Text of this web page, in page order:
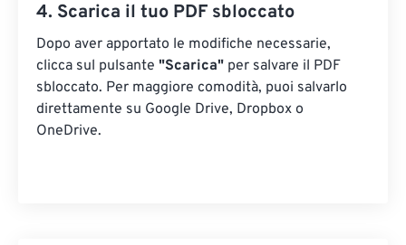
4. Scarica il tuo PDF sbloccato
Dopo aver apportato le modifiche necessarie,
clicca sul pulsante "Scarica" ​​per salvare il PDF
sbloccato. Per maggiore comodità, puoi salvarlo
direttamente su Google Drive, Dropbox o
OneDrive.